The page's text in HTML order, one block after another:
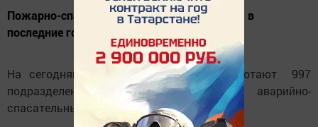
Пожарно-спасательные отряды Татарстана в
последние годы заметно изменились.
На сегодняшний день в Татарстане работают 997
подразделений пожарной охраны и аварийно-
спасательных формирований.